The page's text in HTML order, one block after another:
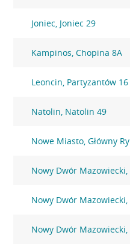
Joniec, Joniec 29
Kampinos, Chopina 8A
Leoncin, Partyzantów 16
Natolin, Natolin 49
Nowe Miasto, Główny
Nowy Dwór
Nowy Dwór Mazowiecki,
Nowy Dwór